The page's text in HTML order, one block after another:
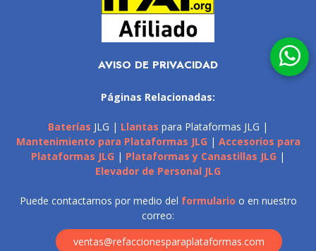
AVISO DE PRIVACIDAD
Páginas Relacionadas:
Baterías JLG | Llantas para Plataformas JLG |
Mantenimiento para Plataformas JLG| Accesorios para
Plataformas JLG | Plataformas y Canastillas JLG |
Elevador de Personal JLG
Puede contactarnos por medio del formulario o en nuestro
correo:
ventas@refaccionesparaplataformas.com